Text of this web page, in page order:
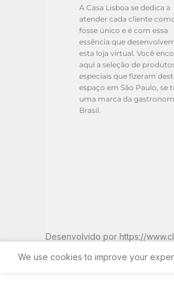
A Casa Lisboa se dedica a
atender cada cliente
fosse único e é com essa
essência que
esta loja virtual. Você
aqui a seleção de
especiais que fizeram
espaço em São Paulo, se
uma marca da
Brasil.
Desenvolvido por https://
We use cookies to improve your